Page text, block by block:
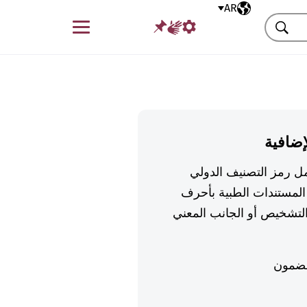
اللغة المختارةAR
قائمة
بحث
رمز التصنيف الدولي
الطبية بأحرف
أو الجانب المعني